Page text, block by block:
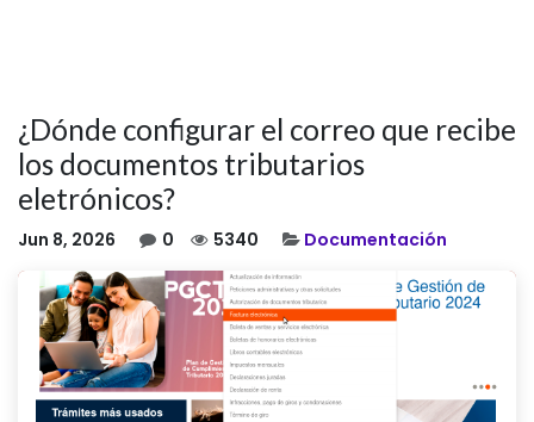
¿Dónde configurar el correo que recibe
los documentos tributarios
eletrónicos?
Jun 8, 2026 0 5340 Documentación